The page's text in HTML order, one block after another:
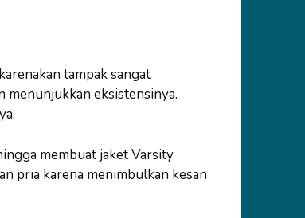
tampak sangat
menunjukkan eksistensinya.
membuat jaket Varsity
pria karena menimbulkan kesan